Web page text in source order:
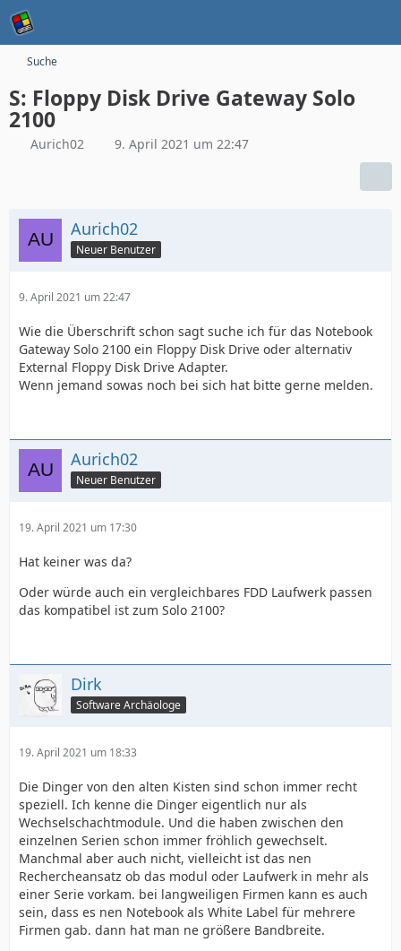
Suche
S: Floppy Disk Drive Gateway Solo
2100
Aurich02 9. April 2021 um 22:47
Aurich02
Neuer Benutzer
9. April 2021 um 22:47
Wie die Überschrift schon sagt suche ich für das Notebook
Gateway Solo 2100 ein Floppy Disk Drive oder alternativ
External Floppy Disk Drive Adapter.
Wenn jemand sowas noch bei sich hat bitte gerne melden.
Aurich02
Neuer Benutzer
19. April 2021 um 17:30
Hat keiner was da?
Oder würde auch ein vergleichbares FDD Laufwerk passen
das kompatibel ist zum Solo 2100?
Dirk
Software Archäologe
19. April 2021 um 18:33
Die Dinger von den alten Kisten sind schon immer recht
speziell. Ich kenne die Dinger eigentlich nur als
Wechselschachtmodule. Und die haben zwischen den
einzelnen Serien schon immer fröhlich gewechselt.
Manchmal aber auch nicht, vielleicht ist das nen
Rechercheansatz ob das modul oder Laufwerk in mehr als
einer Serie vorkam. bei langweiligen Firmen kann es auch
sein, dass es nen Notebook als White Label für mehrere
Firmen gab. dann hat man ne größere Bandbreite.